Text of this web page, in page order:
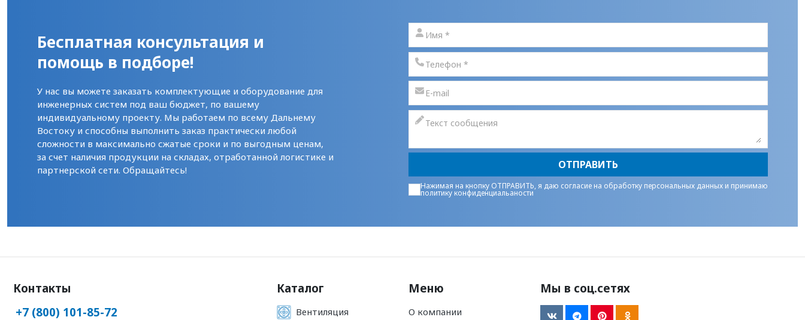
Бесплатная консультация и
помощь в подборе!
У нас вы можете заказать комплектующие и оборудование для
инженерных систем под ваш бюджет, по вашему
индивидуальному проекту. Мы работаем по всему Дальнему
Востоку и способны выполнить заказ практически любой
сложности в максимально сжатые сроки и по выгодным ценам,
за счет наличия продукции на складах, отработанной логистике и
партнерской сети. Обращайтесь!
ОТПРАВИТЬ
Нажимая на кнопку ОТПРАВИТЬ, я даю согласие на обработку персональных данных и принимаю
политику конфиденциальаности
Контакты
+7 (800) 101-85-72
Каталог
Вентиляция
Меню
О компании
Мы в соц.сетях